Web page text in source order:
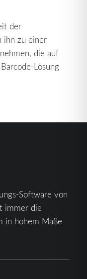
der
ihn zu einer
die auf
Lösung
Software von
immer die
in hohem Maße